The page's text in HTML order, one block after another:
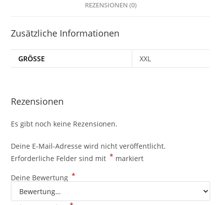
REZENSIONEN (0)
Zusätzliche Informationen
GRÖSSE XXL
Rezensionen
Es gibt noch keine Rezensionen.
Deine E-Mail-Adresse wird nicht veröffentlicht.
Erforderliche Felder sind mit * markiert
Deine Bewertung *